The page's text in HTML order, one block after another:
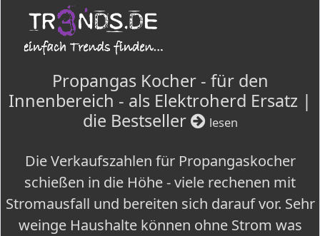
Propangas Kocher - für den
Innenbereich - als Elektroherd Ersatz |
die Bestseller
lesen
Die Verkaufszahlen für Propangaskocher
schießen in die Höhe - viele rechenen mit
Stromausfall und bereiten sich darauf vor. Sehr
weinge Haushalte können ohne Strom was